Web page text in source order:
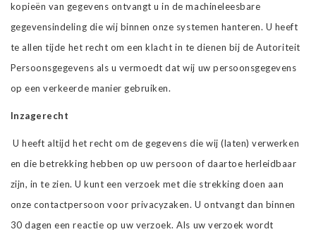
kopieën van gegevens ontvangt u in de machineleesbare
gegevensindeling die wij binnen onze systemen hanteren. U heeft
te allen tijde het recht om een klacht in te dienen bij de Autoriteit
Persoonsgegevens als u vermoedt dat wij uw persoonsgegevens
op een verkeerde manier gebruiken.
Inzagerecht
U heeft altijd het recht om de gegevens die wij (laten) verwerken
en die betrekking hebben op uw persoon of daartoe herleidbaar
zijn, in te zien. U kunt een verzoek met die strekking doen aan
onze contactpersoon voor privacyzaken. U ontvangt dan binnen
30 dagen een reactie op uw verzoek. Als uw verzoek wordt